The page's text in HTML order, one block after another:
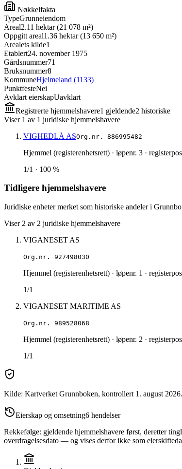
Nøkkelfakta
TypeGrunneiendom
Areal2.11 hektar (21 078 m²)
Oppgitt areal1.36 hektar (13 650 m²)
Arealets kilde1
Etablert24. november 1975
Gårdsnummer71
Bruksnummer8
KommuneHjelmeland (1133)
PunktfesteNei
Avklart eierskapUavklart
Registrerte hjemmelshavere1 gjeldende2 historiske
Viser 1 av 1 juridiske hjemmelshavere
VIGHEDLÅ ASOrg.nr. 886995482
Hjemmel (registerenhetsrett) · løpenr. 3 ·
1/1 · 100 %
Tidligere hjemmelshavere
Juridiske enheter merket som historiske andeler i
Viser 2 av 2 juridiske hjemmelshavere
VIGANESET AS
Org.nr. 927498030
Hjemmel (registerenhetsrett) · løpenr. 1 ·
1/1
VIGANESET MARITIME AS
Org.nr. 989528068
Hjemmel (registerenhetsrett) · løpenr. 2 ·
1/1
Kilde: Kartverket Grunnboken, kontrollert 1. august 2026.
Eierskap og omsetning6 hendelser
Rekkefølge: gjeldende hjemmelshavere først, deretter
overdragelsesdato — og vises derfor ikke som